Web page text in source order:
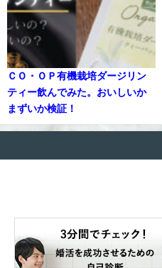
ＣＯ・ＯＰ有機栽培ダージリン
ティー飲んでみた。おいしいか
まずいか検証！